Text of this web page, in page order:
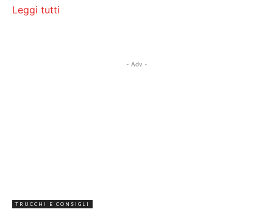
Leggi tutti
- Adv -